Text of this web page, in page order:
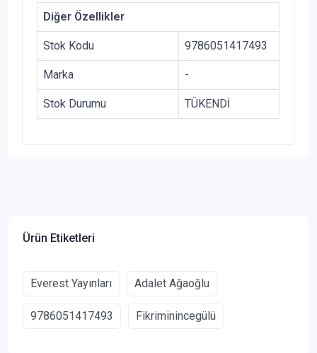
Diğer Özellikler
Stok Kodu 9786051417493
Marka -
Stok Durumu TÜKENDİ
Ürün Etiketleri
Everest Yayınları Adalet Ağaoğlu
9786051417493 Fikriminincegülü